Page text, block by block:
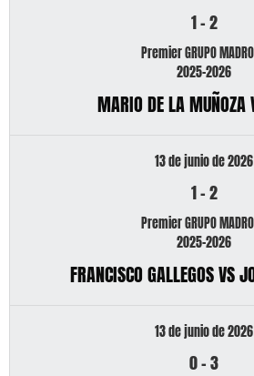
1-2
Premier GRUPO
2025-2026
MARIO DE LA MUÑOZA
13 de junio de 2026
1-2
Premier GRUPO
2025-2026
FRANCISCO GALLEGOS VS
13 de junio de 2026
0-3